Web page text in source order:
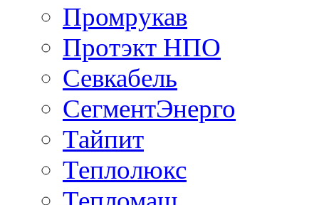
Промрукав
Протэкт НПО
Севкабель
СегментЭнерго
Тайпит
Теплолюкс